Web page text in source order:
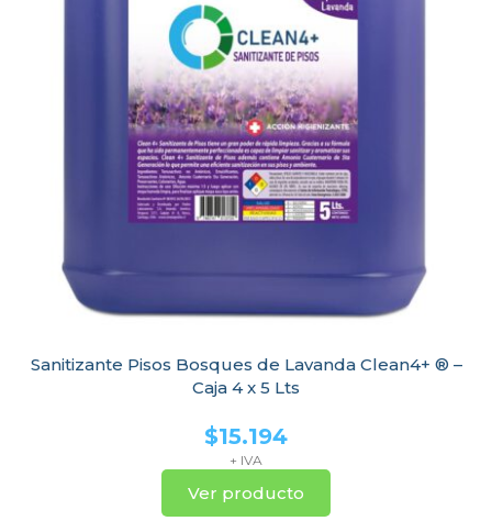
Sanitizante Pisos Bosques de Lavanda Clean4+ ® –
Caja 4 x 5 Lts
$15.194
+ IVA
Ver producto